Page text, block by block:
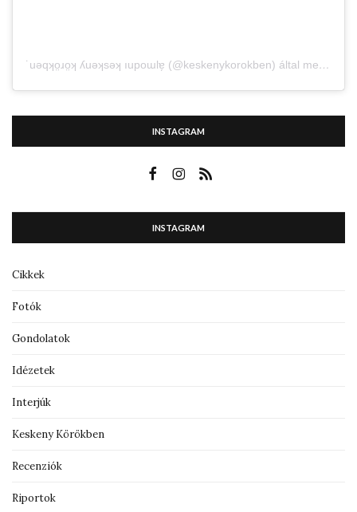
˙uǝqʞo̤ɹo̤ʞ ʎuǝʞsǝʞ ıupoɯlɐ̗ (@keskenykorokben) által megosztott bejegyzés
INSTAGRAM
INSTAGRAM
Cikkek
Fotók
Gondolatok
Idézetek
Interjúk
Keskeny Körökben
Recenziók
Riportok